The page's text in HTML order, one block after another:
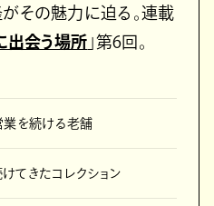
その魅力に迫る。連載
出会う場所 」第6回。
業を続ける老舗
てきたコレクション